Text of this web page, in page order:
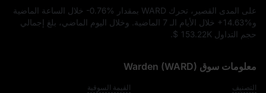
على المدى القصير، تحرك WARD بمقدار -0.76% خلال الساعة الماضية
و+14.63%
خلال الأيام الـ 7 الماضية. وخلال اليوم الماضي، بلغ إجمالي
حجم التداول $ 153.22K
معلومات سوق Warden (WARD)
التصنيف القيمة السوقية